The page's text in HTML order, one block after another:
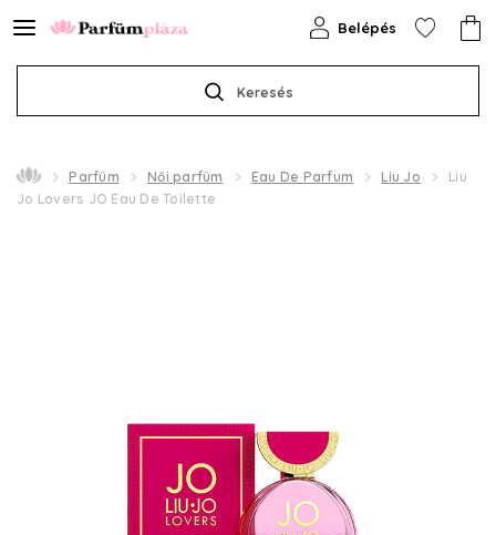
Keresés
Belépés
Parfüm Női parfüm Eau De Parfum Liu Jo
Liu
Jo Lovers JO Eau De Toilette